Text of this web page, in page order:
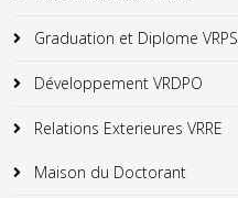
Graduation et Diplome VRPS
Développement VRDPO
Relations Exterieures VRRE
Maison du Doctorant